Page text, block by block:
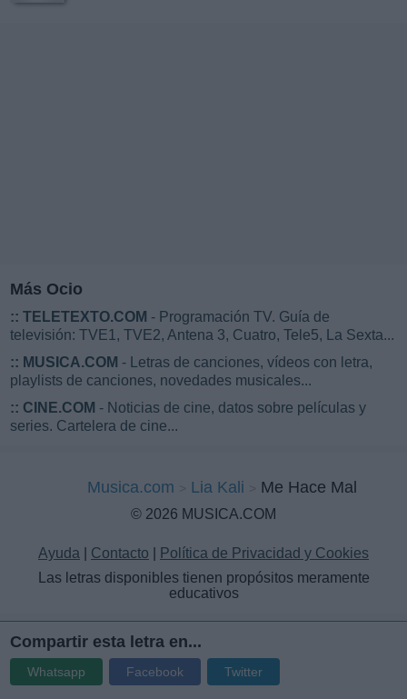
Más Ocio
:: TELETEXTO.COM - Programación TV. Guía de
televisión: TVE1, TVE2, Antena 3, Cuatro, Tele5, La Sexta...
:: MUSICA.COM - Letras de canciones, vídeos con letra,
playlists de canciones, novedades musicales...
:: CINE.COM - Noticias de cine, datos sobre películas y
series. Cartelera de cine...
Musica.com Lia Kali Me Hace Mal
© 2026 MUSICA.COM
Ayuda Contacto
Política de Privacidad y Cookies
Las letras disponibles tienen propósitos meramente
educativos
Compartir esta letra en...
Whatsapp Facebook Twitter